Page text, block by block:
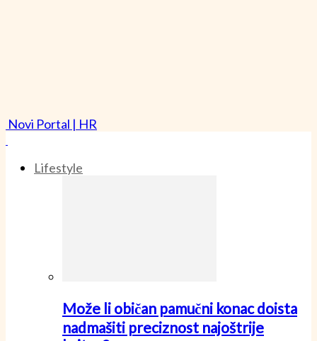
Novi Portal | HR
Lifestyle
Može li običan pamučni konac doista
nadmašiti preciznost najoštrije